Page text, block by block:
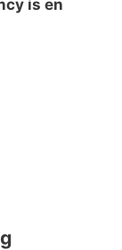
is en